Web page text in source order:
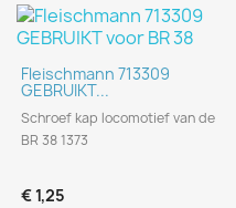
Fleischmann 713309
GEBRUIKT...
Schroef kap locomotief van de
BR 38 1373
€ 1,25